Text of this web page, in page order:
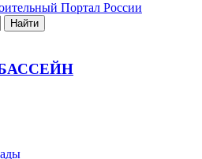
Портал России
Найти